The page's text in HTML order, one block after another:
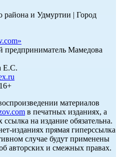
района и Удмуртии | Город
»
предприниматель Мамедова
Е.С.
материалов
в печатных изданиях, а
на издание обязательна.
изданиях прямая гиперссылка
случае будут применены
авторских и смежных правах.